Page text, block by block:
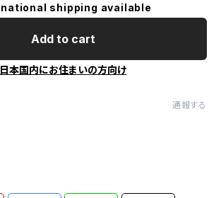
shipping available
Add to cart
日本国内にお住まいの方向け
通報する